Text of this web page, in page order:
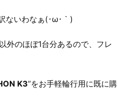
ないわなぁ(･ω･｀)
外のほぼ1台分あるので、フレ
K3”をお手軽輪行用に既に購